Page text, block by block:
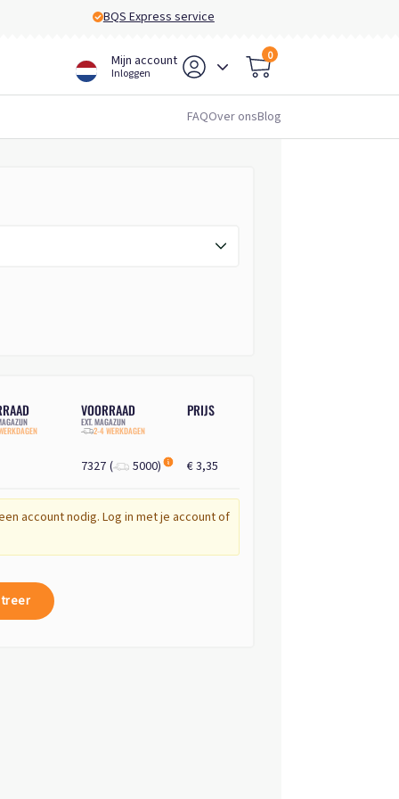
BQS Express service
Mijn account
Inloggen
0
FAQOver onsBlog
VOORRAAD
EXT. MAGAZIJN
2-4 WERKDAGEN
PRIJS
7327 ( 5000) € 3,35
account nodig. Log in met je account of